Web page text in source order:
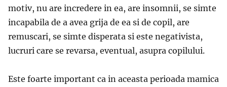
motiv, nu are incredere in ea, are insomnii, se simte
incapabila de a avea grija de ea si de copil, are
remuscari, se simte disperata si este negativista,
lucruri care se revarsa, eventual, asupra copilului.
Este foarte important ca in aceasta perioada mamica